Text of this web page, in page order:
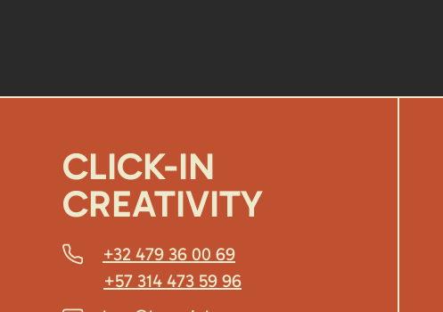
CLICK-IN
CREATIVITY
+32 479 36 00 69
+57 314 473 59 96